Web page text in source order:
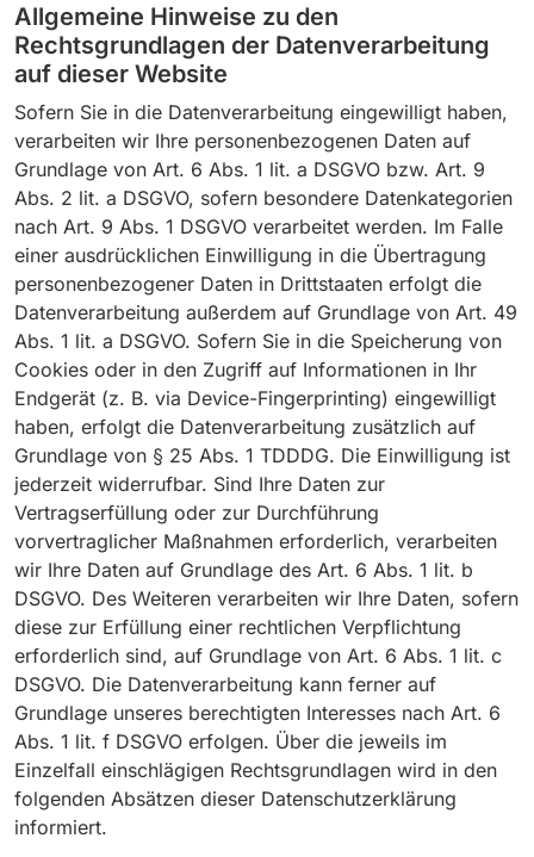
Allgemeine Hinweise zu den
Rechtsgrundlagen der Datenverarbeitung
auf dieser Website
Sofern Sie in die Datenverarbeitung eingewilligt haben,
verarbeiten wir Ihre personenbezogenen Daten auf
Grundlage von Art. 6 Abs. 1 lit. a DSGVO bzw. Art. 9
Abs. 2 lit. a DSGVO, sofern besondere Datenkategorien
nach Art. 9 Abs. 1 DSGVO verarbeitet werden. Im Falle
einer ausdrücklichen Einwilligung in die Übertragung
personenbezogener Daten in Drittstaaten erfolgt die
Datenverarbeitung außerdem auf Grundlage von Art. 49
Abs. 1 lit. a DSGVO. Sofern Sie in die Speicherung von
Cookies oder in den Zugriff auf Informationen in Ihr
Endgerät (z. B. via Device-Fingerprinting) eingewilligt
haben, erfolgt die Datenverarbeitung zusätzlich auf
Grundlage von § 25 Abs. 1 TDDDG. Die Einwilligung ist
jederzeit widerrufbar. Sind Ihre Daten zur
Vertragserfüllung oder zur Durchführung
vorvertraglicher Maßnahmen erforderlich, verarbeiten
wir Ihre Daten auf Grundlage des Art. 6 Abs. 1 lit. b
DSGVO. Des Weiteren verarbeiten wir Ihre Daten, sofern
diese zur Erfüllung einer rechtlichen Verpflichtung
erforderlich sind, auf Grundlage von Art. 6 Abs. 1 lit. c
DSGVO. Die Datenverarbeitung kann ferner auf
Grundlage unseres berechtigten Interesses nach Art. 6
Abs. 1 lit. f DSGVO erfolgen. Über die jeweils im
Einzelfall einschlägigen Rechtsgrundlagen wird in den
folgenden Absätzen dieser Datenschutzerklärung
informiert.